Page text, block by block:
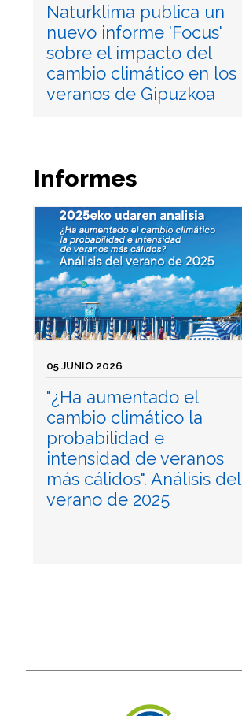
Naturklima publica un
nuevo informe 'Focus'
sobre el impacto del
cambio climático en los
veranos de Gipuzkoa
Informes
05 JUNIO 2026
"¿Ha aumentado el
cambio climático la
probabilidad e
intensidad de veranos
más cálidos". Análisis del
verano de 2025